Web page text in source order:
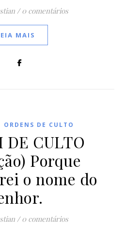
/ 0 comentários
MAIS
ORDENS DE CULTO
DE CULTO
Porque
o nome do
/ 0 comentários